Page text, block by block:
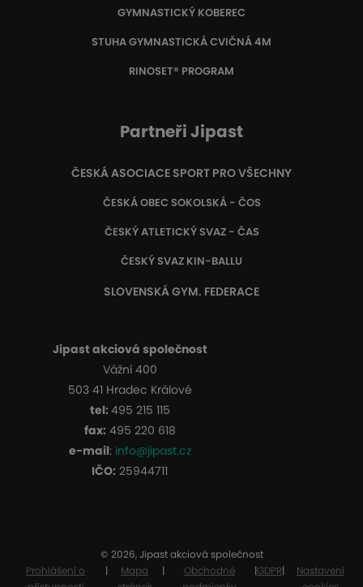
GYMNASTICKÝ KOBEREC
STUHA GYMNASTICKÁ CVIČNÁ 4M
RINOSET® PROGRAM
Partneři Jipast
ČESKÁ ASOCIACE SPORT PRO VŠECHNY
ČESKÁ OBEC SOKOLSKÁ - ČOS
ČESKÝ ATLETICKÝ SVAZ - ČAS
ČESKÝ SVAZ KIN-BALLU
SLOVENSKÁ GYM. FEDERACE
Jipast akciová společnost
Vážní 400
503 41 Hradec Králové
tel:495 215 115
fax:495 220 618
e-mail: info@jipast.cz
IČO: 25944711
© 2026, Jipast akciová společnost
Prohlášení o
|
Mapa
|
Obchodné
|GDPR|
Nastavení